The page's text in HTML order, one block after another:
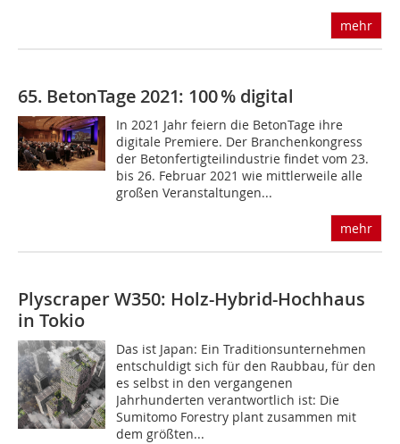
mehr
65. BetonTage 2021: 100 % digital
In 2021 Jahr feiern die BetonTage ihre
digitale Premiere. Der Branchenkongress
der Betonfertigteilindustrie findet vom 23.
bis 26. Februar 2021 wie mittlerweile alle
großen Veranstaltungen...
mehr
Plyscraper W350: Holz-Hybrid-Hochhaus
in Tokio
Das ist Japan: Ein Traditionsunternehmen
entschuldigt sich für den Raubbau, für den
es selbst in den vergangenen
Jahrhunderten verantwortlich ist: Die
Sumitomo Forestry plant zusammen mit
dem größten...